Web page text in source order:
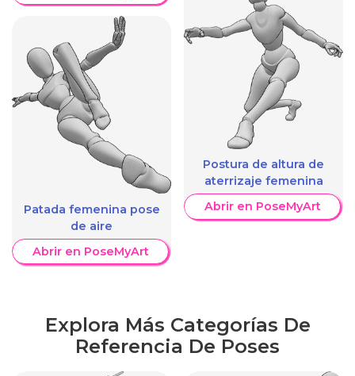
Patada femenina pose
de aire
Abrir en PoseMyArt
Postura de altura de
aterrizaje femenina
Abrir en PoseMyArt
Explora Más Categorías De
Referencia De Poses